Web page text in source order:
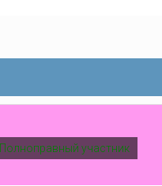
Полноправный участник